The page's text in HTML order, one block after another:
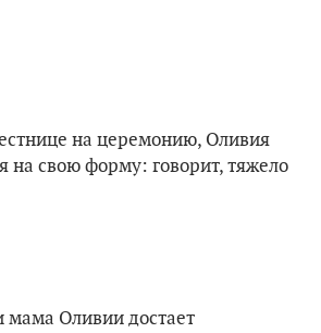
на церемонию, Оливия
на свою форму: говорит, тяжело
мама Оливии достает